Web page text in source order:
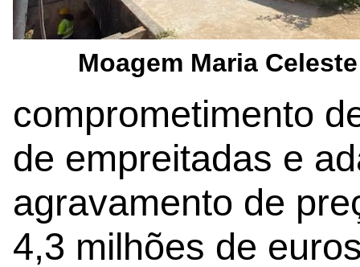
Moagem Maria Celeste
comprometimento
de empreitadas e
agravamento de
4,3 milhões de